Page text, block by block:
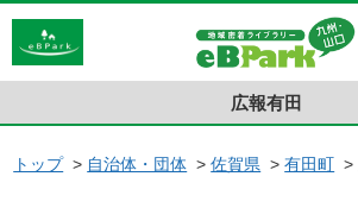
広報有田
トップ> 自治体・団体 >佐賀県 >有田町 >